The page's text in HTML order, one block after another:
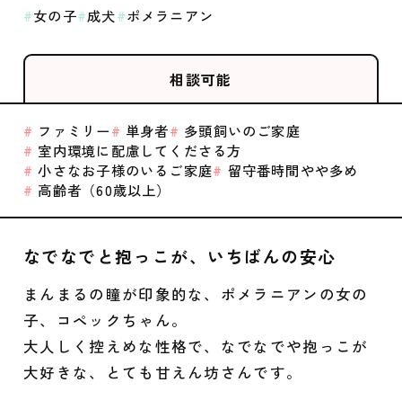
女の子 成犬 ポメラニアン
相談可能
ファミリー 単身者
多頭飼いのご家庭
室内環境に配慮してくださる方
小さなお子様のいるご家庭
留守番時間やや多め
高齢者（60歳以上）
なでなでと抱っこが、いちばんの安心
まんまるの瞳が印象的な、ポメラニアンの女の
子、コペックちゃん。
大人しく控えめな性格で、なでなでや抱っこが
大好きな、とても甘えん坊さんです。